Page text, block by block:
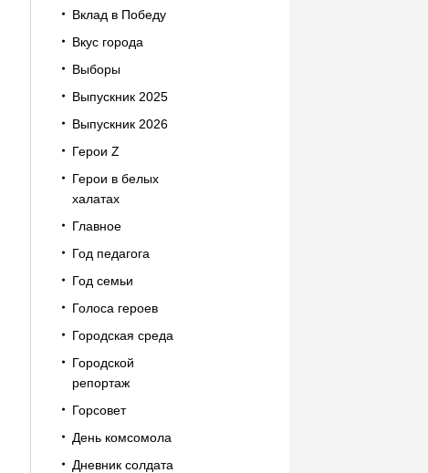
Вклад в Победу
Вкус города
Выборы
Выпускник 2025
Выпускник 2026
Герои Z
Герои в белых
халатах
Главное
Год педагога
Год семьи
Голоса героев
Городская среда
Городской
репортаж
Горсовет
День комсомола
Дневник солдата